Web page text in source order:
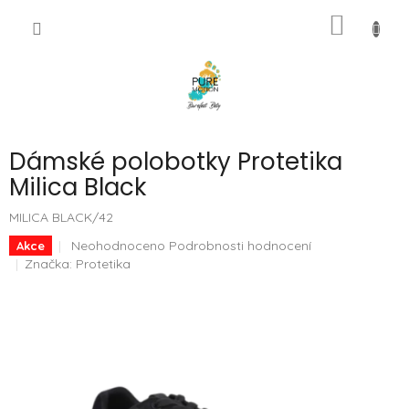
Dámské polobotky Protetika
Milica Black
MILICA BLACK/42
Akce
Průměrné
hodnocení
Neohodnoceno Podrobnosti hodnocení
Značka: Protetika